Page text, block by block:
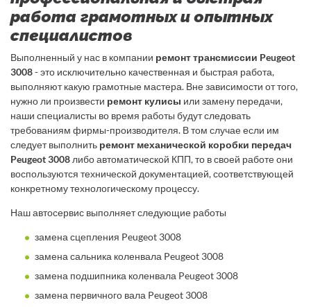
работа грамотных и опытных
специалистов
Выполненный у нас в компании ремонт трансмиссии Peugeot
3008- это исключительно качественная и быстрая работа,
выполняют какую грамотные мастера. Вне зависимости от того,
нужно ли произвести ремонт кулисы или замену передачи,
наши специалисты во время работы будут следовать
требованиям фирмы-производителя. В том случае если им
следует выполнить ремонт механической коробки передач
Peugeot 3008 либо автоматической КПП, то в своей работе они
воспользуются технической документацией, соответствующей
конкретному технологическому процессу.
Наш автосервис выполняет следующие работы
замена сцепления Peugeot 3008
замена сальника коленвала Peugeot 3008
замена подшипника коленвала Peugeot 3008
замена первичного вала Peugeot 3008